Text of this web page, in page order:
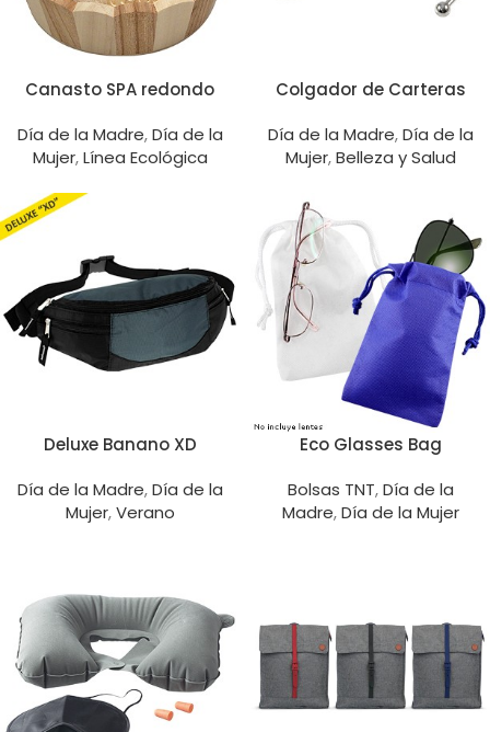
Canasto SPA redondo
Día de la Madre,Día de la
Mujer,Línea Ecológica
Colgador de Carteras
Día de la Madre,Día de la
Mujer,Belleza y Salud
Deluxe Banano XD
Día de la Madre,Día de la
Mujer,Verano
Eco Glasses Bag
Bolsas TNT,Día de la
Madre,Día de la Mujer